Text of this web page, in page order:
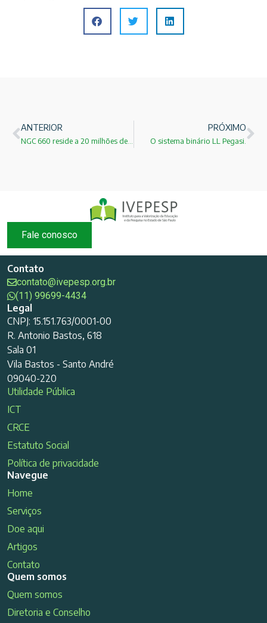
ANTERIOR PRÓXIMO
O sistema binário LL Pegasi.
Fale conosco
Contato
contato@ivepesp.org.br
(11) 99699-4434
Legal
CNPJ: 15.151.763/0001-00
R. Antonio Bastos, 618
Sala 01
Vila Bastos - Santo André
09040-220
Utilidade Pública
ICT
CRCE
Estatuto Social
Política de privacidade
Navegue
Home
Serviços
Doe aqui
Artigos
Contato
Quem somos
Quem somos
Diretoria e Conselho